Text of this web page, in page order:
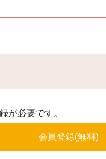
】
】
が必要です。
会員登録(無料)